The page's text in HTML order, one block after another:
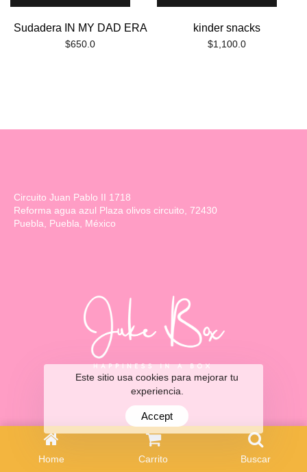
Sudadera IN MY DAD ERA
$650.0
kinder snacks
$1,100.0
Circuito Juan Pablo II 1718
Reforma agua azul Plaza olivos circuito, 72430
Puebla, Puebla, México
Home Carrito Buscar
Este sitio usa cookies para mejorar tu
experiencia.
Accept